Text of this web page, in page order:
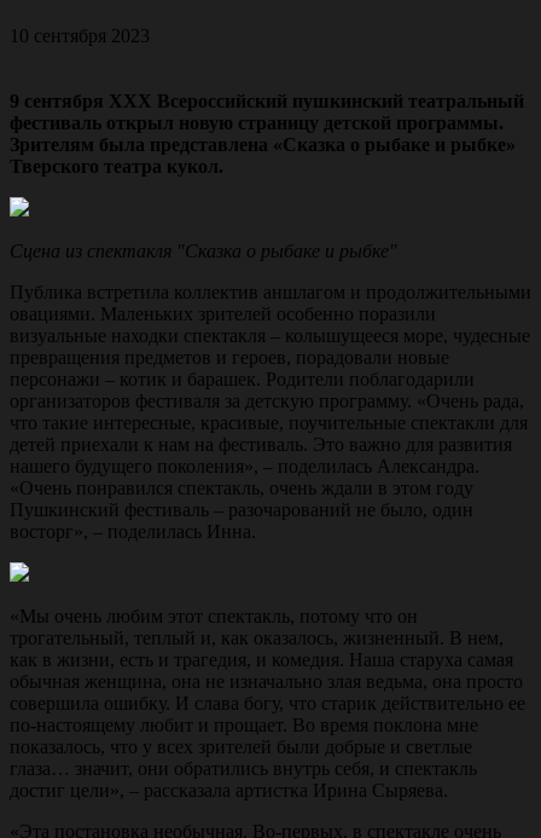
10 сентября 2023
9 сентября ХХХ Всероссийский пушкинский театральный
фестиваль открыл новую страницу детской программы.
Зрителям была представлена «Сказка о рыбаке и рыбке»
Тверского театра кукол.
Сцена из спектакля "Сказка о рыбаке и рыбке"
Публика встретила коллектив аншлагом и продолжительными
овациями. Маленьких зрителей особенно поразили
визуальные находки спектакля – колышущееся море, чудесные
превращения предметов и героев, порадовали новые
персонажи – котик и барашек. Родители поблагодарили
организаторов фестиваля за детскую программу. «Очень рада,
что такие интересные, красивые, поучительные спектакли для
детей приехали к нам на фестиваль. Это важно для развития
нашего будущего поколения», – поделилась Александра.
«Очень понравился спектакль, очень ждали в этом году
Пушкинский фестиваль – разочарований не было, один
восторг», – поделилась Инна.
«Мы очень любим этот спектакль, потому что он
трогательный, теплый и, как оказалось, жизненный. В нем,
как в жизни, есть и трагедия, и комедия. Наша старуха самая
обычная женщина, она не изначально злая ведьма, она просто
совершила ошибку. И слава богу, что старик действительно ее
по-настоящему любит и прощает. Во время поклона мне
показалось, что у всех зрителей были добрые и светлые
глаза… значит, они обратились внутрь себя, и спектакль
достиг цели», – рассказала артистка Ирина Сыряева.
«Эта постановка необычная. Во-первых, в спектакле очень